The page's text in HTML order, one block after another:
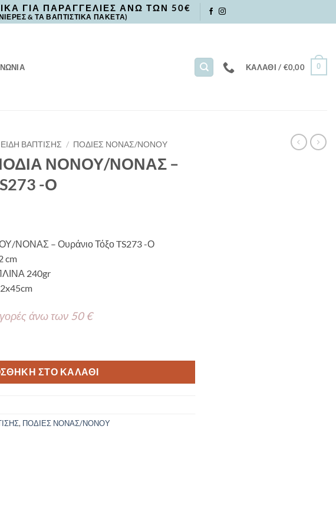
ΓΙΑ ΠΑΡΑΓΓΕΛΙΕΣ ΑΝΩ ΤΩΝ 50€
& ΤΑ ΒΑΠΤΙΣΤΙΚΑ ΠΑΚΕΤΑ)
ΚΑΛΆΘΙ / €0,00 0
ΕΙΔΗ ΒΑΠΤΙΣΗΣ / ΠΟΔΙΕΣ ΝΟΝΑΣ/ΝΟΝΟΥ
ΝΟΝΟΥ/ΝΟΝΑΣ –
-Ο
– Ουράνιο Τόξο TS273 -Ο
cm
240gr
άνω των 50 €
ΣΤΟ ΚΑΛΆΘΙ
, ΠΟΔΙΕΣ ΝΟΝΑΣ/ΝΟΝΟΥ